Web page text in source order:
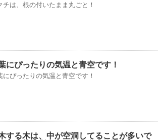
チは、根の付いたまま丸ごと！
にぴったりの気温と青空です！
にぴったりの気温と青空です！
する木は、中が空洞してることが多いで